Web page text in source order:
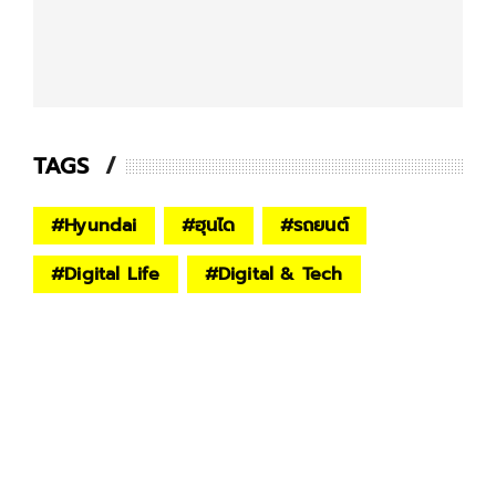
TAGS
#Hyundai #ฮุนได #รถยนต์
#Digital Life #Digital & Tech